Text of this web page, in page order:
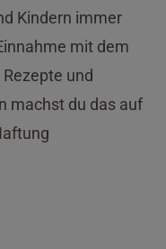
Kindern immer
mit dem
und
machst du das auf